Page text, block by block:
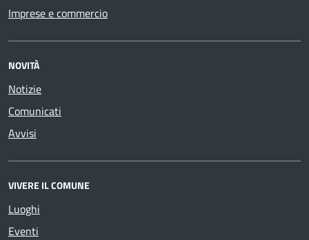
Imprese e commercio
NOVITÀ
Notizie
Comunicati
Avvisi
VIVERE IL COMUNE
Luoghi
Eventi